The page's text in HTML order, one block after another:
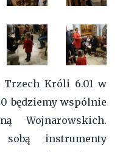
Trzech Króli 6.01 w
będziemy wspólnie
Wojnarowskich.
instrumenty